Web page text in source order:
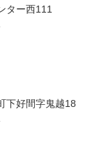
ター西111
下好間字鬼越18